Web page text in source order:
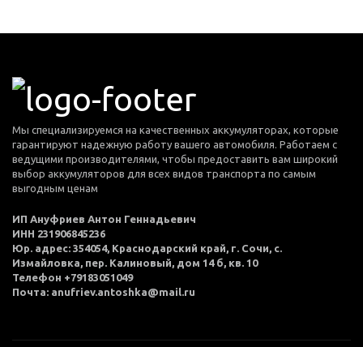
Мы специализируемся на качественных аккумуляторах, которые
гарантируют надежную работу вашего автомобиля. Работаем с
ведущими производителями, чтобы предоставить вам широкий
выбор аккумуляторов для всех видов транспорта по самым
выгодным ценам
ИП Ануфриев Антон Геннадьевич
ИНН 231906845236
Юр. адрес: 354054, Краснодарский край, г. Сочи, с.
Измайловка, пер. Калиновый, дом 14 б, кв. 10
Телефон +79183051049
Почта: anufriev.antoshka@mail.ru